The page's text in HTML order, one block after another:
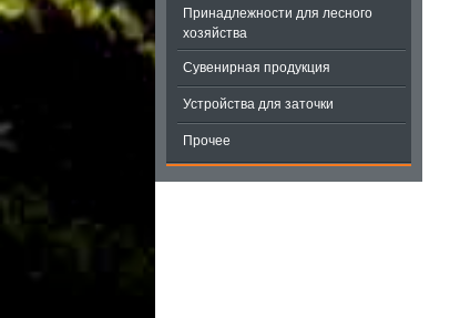
Принадлежности для лесного
хозяйства
Сувенирная продукция
Устройства для заточки
Прочее